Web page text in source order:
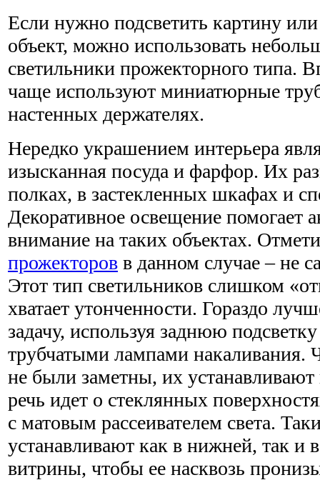
Если нужно подсветить картину
объект, можно использовать
светильники прожекторного типа.
чаще используют миниатюрные
настенных держателях.
Нередко украшением интерьера
изысканная посуда и фарфор. Их
полках, в застекленных шкафах и
Декоративное освещение помогает
внимание на таких объектах.
прожекторов в данном случае – не
Этот тип светильников слишком
хватает утонченности. Гораздо
задачу, используя заднюю
трубчатыми лампами накаливания.
не были заметны, их
речь идет о стеклянных
с матовым рассеивателем света.
устанавливают как в нижней, так и
витрины, чтобы ее насквозь